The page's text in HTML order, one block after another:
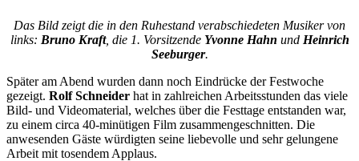
Das Bild zeigt die in den Ruhestand verabschiedeten Musiker von
links: Bruno Kraft, die 1. Vorsitzende Yvonne Hahn und Heinrich
Seeburger.
Später am Abend wurden dann noch Eindrücke der Festwoche
gezeigt. Rolf Schneider hat in zahlreichen Arbeitsstunden das viele
Bild- und Videomaterial, welches über die Festtage entstanden war,
zu einem circa 40-minütigen Film zusammengeschnitten. Die
anwesenden Gäste würdigten seine liebevolle und sehr gelungene
Arbeit mit tosendem Applaus.